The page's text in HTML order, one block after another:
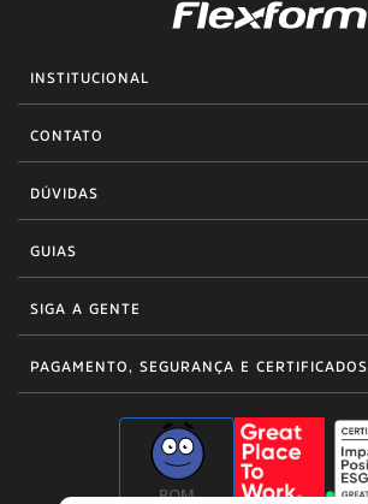
INSTITUCIONAL
CONTATO
DÚVIDAS
GUIAS
SIGA A GENTE
PAGAMENTO, SEGURANÇA E CERTIFICADOS
BOM